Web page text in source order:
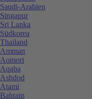
Saudi-Arabien
Singapur
Sri Lanka
Südkorea
Thailand
Amman
Aomori
Aqaba
Ashdod
Atami
Bahrain